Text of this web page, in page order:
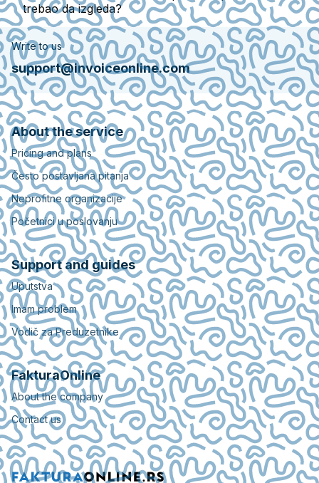
trebao da izgleda?
Write to us
support@invoiceonline.com
About the service
Pricing and plans
Često postavljana pitanja
Neprofitne organizacije
Početnici u poslovanju
Support and guides
Uputstva
Imam problem
Vodič za Preduzetnike
FakturaOnline
About the company
Contact us